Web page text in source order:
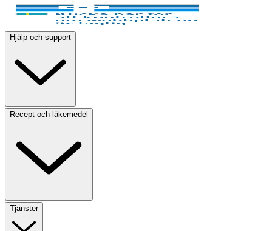
Hjälp och support
Recept och läkemedel
Tjänster